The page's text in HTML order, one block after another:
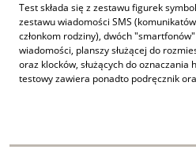
Test składa się z zestawu figurek
zestawu wiadomości SMS
członkom rodziny), dwóch
wiadomości, planszy służącej do
oraz klocków, służących do
testowy zawiera ponadto podręcznik